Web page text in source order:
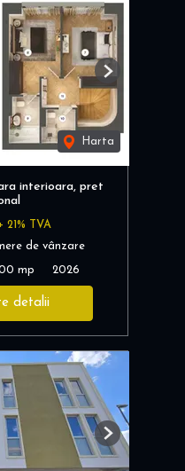
Harta
Next
interioara, pret
21% TVA
de vânzare
mp 2026
detalii
Next